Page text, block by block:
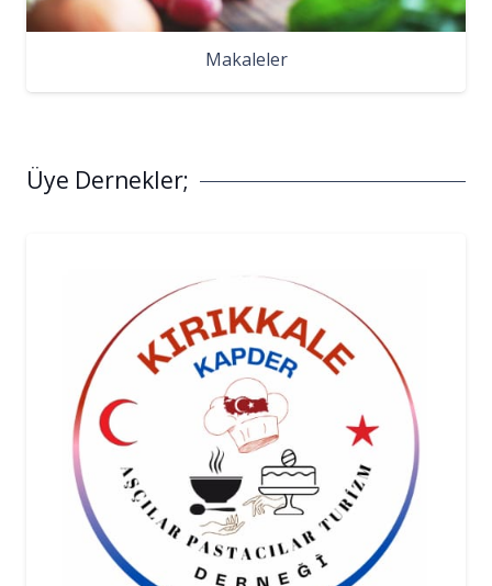
Makaleler
Üye Dernekler;